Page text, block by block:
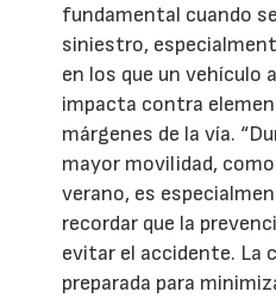
fundamental cuando
siniestro,
en los que un vehículo
impacta contra
márgenes de la vía.
mayor movilidad,
verano, es
recordar que la
evitar el accidente. La
preparada para